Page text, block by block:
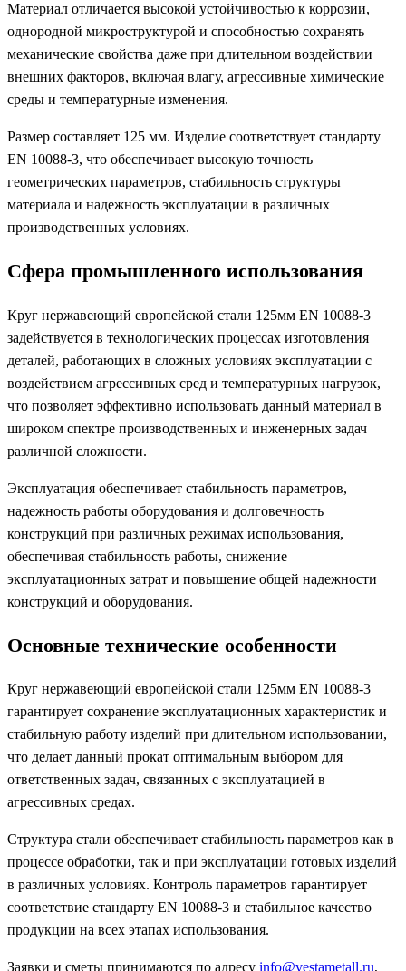
Материал отличается высокой устойчивостью к коррозии,
однородной микроструктурой и способностью сохранять
механические свойства даже при длительном воздействии
внешних факторов, включая влагу, агрессивные химические
среды и температурные изменения.
Размер составляет 125 мм. Изделие соответствует стандарту
EN 10088-3, что обеспечивает высокую точность
геометрических параметров, стабильность структуры
материала и надежность эксплуатации в различных
производственных условиях.
Сфера промышленного использования
Круг нержавеющий европейской стали 125мм EN 10088-3
задействуется в технологических процессах изготовления
деталей, работающих в сложных условиях эксплуатации с
воздействием агрессивных сред и температурных нагрузок,
что позволяет эффективно использовать данный материал в
широком спектре производственных и инженерных задач
различной сложности.
Эксплуатация обеспечивает стабильность параметров,
надежность работы оборудования и долговечность
конструкций при различных режимах использования,
обеспечивая стабильность работы, снижение
эксплуатационных затрат и повышение общей надежности
конструкций и оборудования.
Основные технические особенности
Круг нержавеющий европейской стали 125мм EN 10088-3
гарантирует сохранение эксплуатационных характеристик и
стабильную работу изделий при длительном использовании,
что делает данный прокат оптимальным выбором для
ответственных задач, связанных с эксплуатацией в
агрессивных средах.
Структура стали обеспечивает стабильность параметров как в
процессе обработки, так и при эксплуатации готовых изделий
в различных условиях. Контроль параметров гарантирует
соответствие стандарту EN 10088-3 и стабильное качество
продукции на всех этапах использования.
Заявки и сметы принимаются по адресу info@vestametall.ru,